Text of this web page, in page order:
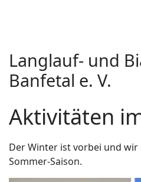
Langlauf- und
Banfetal e. V.
Aktivitäten
Der Winter ist vorbei und
Sommer-Saison.